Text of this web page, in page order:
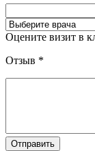
Оцените визит в
Отзыв *
Отправить